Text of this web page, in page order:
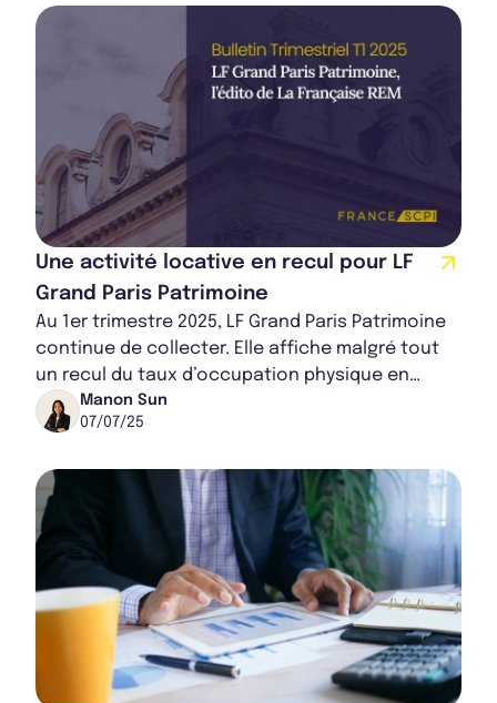
Une activité locative en recul pour LF
Grand Paris Patrimoine
Au 1er trimestre 2025, LF Grand Paris Patrimoine
continue de collecter. Elle affiche malgré tout
un recul du taux d’occupation physique en
raison de plusieurs surfaces vacantes non...
Manon Sun
07/07/25